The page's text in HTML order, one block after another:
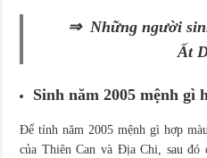
⇒ Những người sinh
Ất
Sinh năm 2005 mệnh gì
Để tính năm 2005 mệnh gì hợp
của Thiên Can và Địa Chi, sau